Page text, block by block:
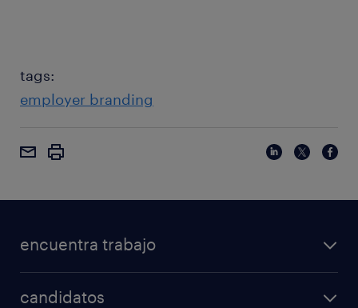
tags:
employer branding
encuentra trabajo
candidatos